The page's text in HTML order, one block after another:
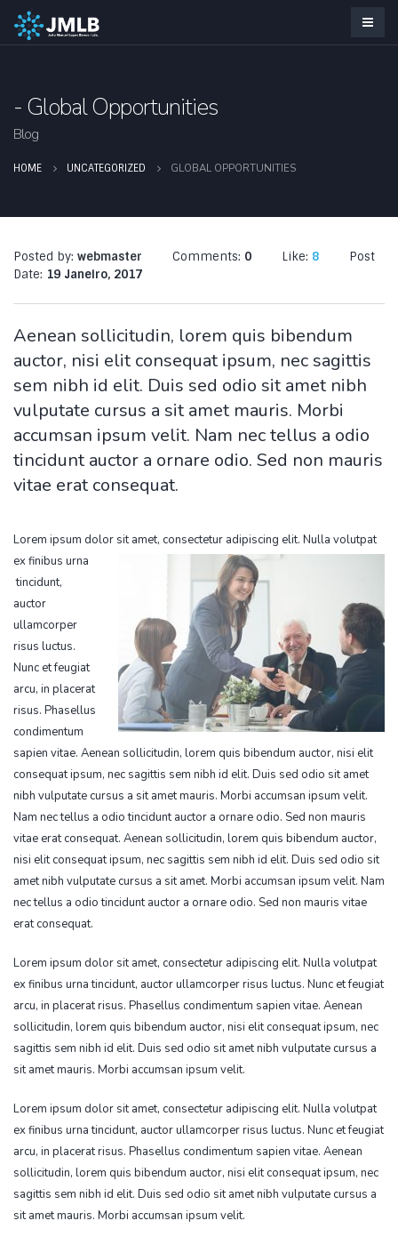
Global Opportunities
Blog
HOME UNCATEGORIZED GLOBAL OPPORTUNITIES
Posted by: webmaster Comments: 0 Like: 8
Post
Date: 19 Janeiro, 2017
Aenean sollicitudin, lorem quis bibendum
auctor, nisi elit consequat ipsum, nec sagittis
sem nibh id elit. Duis sed odio sit amet nibh
vulputate cursus a sit amet mauris. Morbi
accumsan ipsum velit. Nam nec tellus a odio
tincidunt auctor a ornare odio. Sed non mauris
vitae erat consequat.
Lorem ipsum dolor sit amet, consectetur adipiscing elit. Nulla volutpat
ex finibus urna
tincidunt,
auctor
ullamcorper
risus luctus.
Nunc et feugiat
arcu, in placerat
risus. Phasellus
condimentum
sapien vitae. Aenean sollicitudin, lorem quis bibendum auctor, nisi elit
consequat ipsum, nec sagittis sem nibh id elit. Duis sed odio sit amet
nibh vulputate cursus a sit amet mauris. Morbi accumsan ipsum velit.
Nam nec tellus a odio tincidunt auctor a ornare odio. Sed non mauris
vitae erat consequat. Aenean sollicitudin, lorem quis bibendum auctor,
nisi elit consequat ipsum, nec sagittis sem nibh id elit. Duis sed odio sit
amet nibh vulputate cursus a sit amet. Morbi accumsan ipsum velit. Nam
nec tellus a odio tincidunt auctor a ornare odio. Sed non mauris vitae
erat consequat.
Lorem ipsum dolor sit amet, consectetur adipiscing elit. Nulla volutpat
ex finibus urna tincidunt, auctor ullamcorper risus luctus. Nunc et feugiat
arcu, in placerat risus. Phasellus condimentum sapien vitae. Aenean
sollicitudin, lorem quis bibendum auctor, nisi elit consequat ipsum, nec
sagittis sem nibh id elit. Duis sed odio sit amet nibh vulputate cursus a
sit amet mauris. Morbi accumsan ipsum velit.
Lorem ipsum dolor sit amet, consectetur adipiscing elit. Nulla volutpat
ex finibus urna tincidunt, auctor ullamcorper risus luctus. Nunc et feugiat
arcu, in placerat risus. Phasellus condimentum sapien vitae. Aenean
sollicitudin, lorem quis bibendum auctor, nisi elit consequat ipsum, nec
sagittis sem nibh id elit. Duis sed odio sit amet nibh vulputate cursus a
sit amet mauris. Morbi accumsan ipsum velit.